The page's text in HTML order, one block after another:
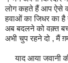
लोग कहते हैं आप ऐसे
हवाओं का जिधर का है
अब बदलने को वक़्त
अभी चुप रहने दो , मैं
याद आया जवानी